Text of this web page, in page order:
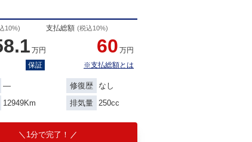
10%)
万円
保証
支払総額 (税込10%)
60 万円
※支払総額とは
― 修復歴
なし
12949Km 排気量 250cc
1分で完了！